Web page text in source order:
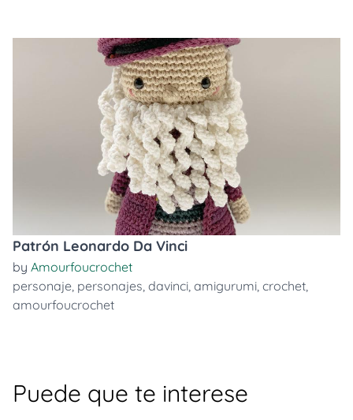
Patrón Leonardo Da Vinci
by Amourfoucrochet
personaje, personajes, davinci, amigurumi, crochet,
amourfoucrochet
Puede que te interese